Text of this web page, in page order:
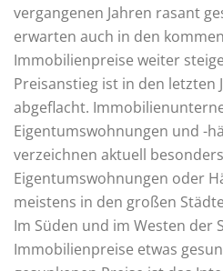
vergangenen Jahren rasant
erwarten auch in den
Immobilienpreise weiter
Preisanstieg ist in den letzten
abgeflacht.
Eigentumswohnungen und -
verzeichnen aktuell
Eigentumswohnungen oder
meistens in den großen
Im Süden und im Westen der
Immobilienpreise etwas